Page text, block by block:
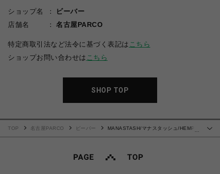
ショップ名
ビーバー
店舗名
名古屋PARCO
特定商取引法など法令に基づく表記は こちら
ショップお問い合わせは こちら
SHOP TOP
…
TOP 名古屋PARCO ビーバー
MANASTASH/マナスタッシュ/HEMP